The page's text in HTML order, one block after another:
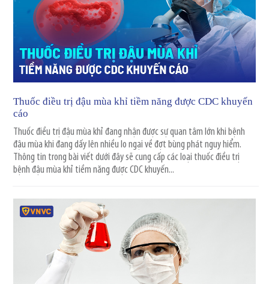
Thuốc điều trị đậu mùa khỉ tiềm năng được CDC khuyến
cáo
Thuốc điều trị đậu mùa khỉ đang nhận được sự quan tâm lớn khi bệnh
đậu mùa khi đang dấy lên nhiều lo ngại về đợt bùng phát nguy hiểm.
Thông tin trong bài viết dưới đây sẽ cung cấp các loại thuốc điều trị
bệnh đậu mùa khỉ tiềm năng được CDC khuyến...